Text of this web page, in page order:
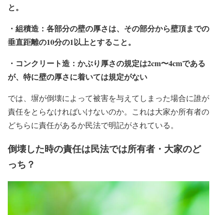
と。
・組積造：各部分の壁の厚さは、その部分から壁頂までの
垂直距離の10分の1以上とすること。
・コンクリート造：かぶり厚さの規定は2cm〜4cmである
が、特に壁の厚さに着いては規定がない
では、塀が倒壊によって被害を与えてしまった場合に誰が
責任をとらなければいけないのか。これは大家か所有者の
どちらに責任があるか民法で明記がされている。
倒壊した時の責任は民法では所有者・大家のど
っち？